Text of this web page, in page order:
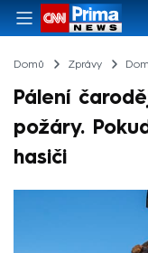
Domů Zprávy
Pálení
požáry.
hasiči